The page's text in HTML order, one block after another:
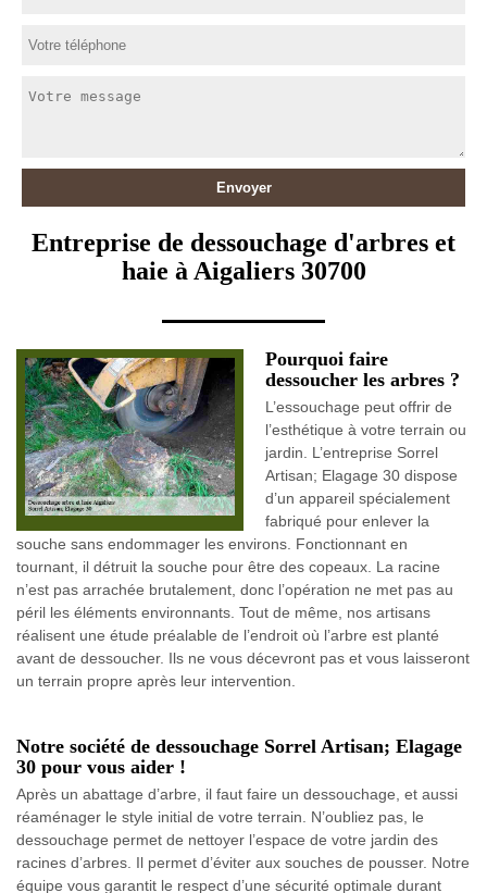
Entreprise de dessouchage d'arbres et
haie à Aigaliers 30700
Pourquoi faire
dessoucher les arbres ?
L’essouchage peut offrir de
l’esthétique à votre terrain ou
jardin. L’entreprise Sorrel
Artisan; Elagage 30 dispose
d’un appareil spécialement
fabriqué pour enlever la
souche sans endommager les environs. Fonctionnant en
tournant, il détruit la souche pour être des copeaux. La racine
n’est pas arrachée brutalement, donc l’opération ne met pas au
péril les éléments environnants. Tout de même, nos artisans
réalisent une étude préalable de l’endroit où l’arbre est planté
avant de dessoucher. Ils ne vous décevront pas et vous laisseront
un terrain propre après leur intervention.
Notre société de dessouchage Sorrel Artisan; Elagage
30 pour vous aider !
Après un abattage d’arbre, il faut faire un dessouchage, et aussi
réaménager le style initial de votre terrain. N’oubliez pas, le
dessouchage permet de nettoyer l’espace de votre jardin des
racines d’arbres. Il permet d’éviter aux souches de pousser. Notre
équipe vous garantit le respect d’une sécurité optimale durant